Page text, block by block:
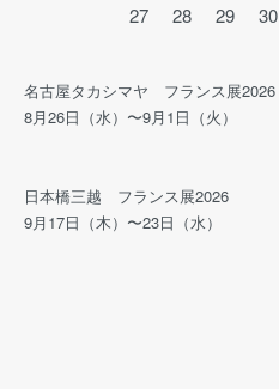
27 28 29 30
名古屋タカシマヤ フランス展2026
8月26日（水）〜9月1日（火）
日本橋三越 フランス展2026
9月17日（木）〜23日（水）